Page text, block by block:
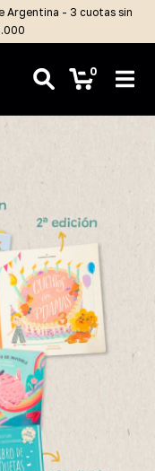
Argentina - 3 cuotas sin
0